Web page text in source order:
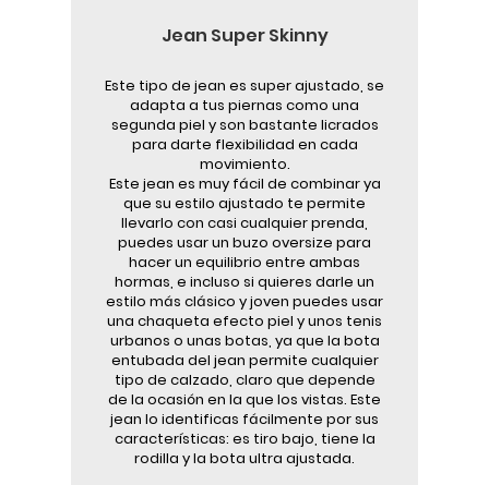
Jean Super Skinny
Este tipo de jean es super ajustado, se
adapta a tus piernas como una
segunda piel y son bastante licrados
para darte flexibilidad en cada
movimiento.
Este jean es muy fácil de combinar ya
que su estilo ajustado te permite
llevarlo con casi cualquier prenda,
puedes usar un buzo oversize para
hacer un equilibrio entre ambas
hormas, e incluso si quieres darle un
estilo más clásico y joven puedes usar
una chaqueta efecto piel y unos tenis
urbanos o unas botas, ya que la bota
entubada del jean permite cualquier
tipo de calzado, claro que depende
de la ocasión en la que los vistas. Este
jean lo identificas fácilmente por sus
características: es tiro bajo, tiene la
rodilla y la bota ultra ajustada.